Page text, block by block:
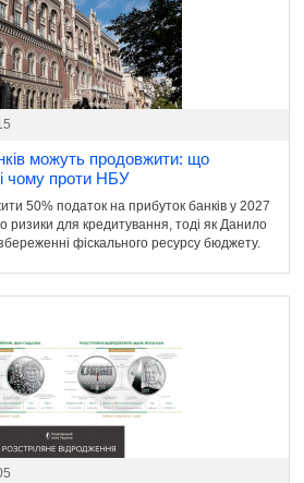
можуть продовжити: що
чому проти НБУ
50% податок на прибуток банків у 2027
для кредитування, тоді як Данило
фіскального ресурсу бюджету.